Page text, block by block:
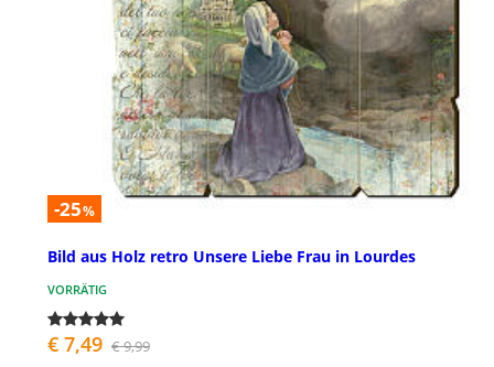
-25%
Bild aus Holz retro Unsere Liebe Frau in Lourdes
VORRÄTIG
€ 7,49 € 9,99